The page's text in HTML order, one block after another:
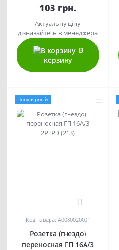
103 грн.
Актуальну ціну
дізнавайтесь в менеджера
В
корзину
Популярный
Код товара: A0080020001
Розетка (гнездо)
переносная ГП 16А/3